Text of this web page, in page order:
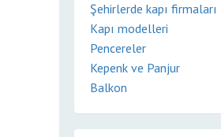
Şehirlerde kapı firmaları
Kapı modelleri
Pencereler
Kepenk ve Panjur
Balkon